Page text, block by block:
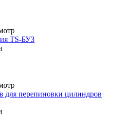
TS-БУЗ
для перепиновки цилиндров